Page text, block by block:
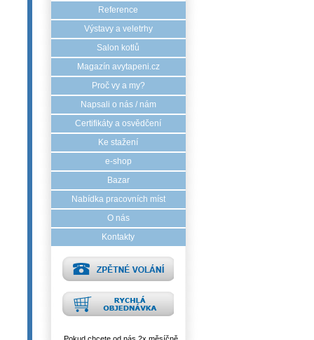
Reference
Výstavy a veletrhy
Salon kotlů
Magazín avytapeni.cz
Proč vy a my?
Napsali o nás / nám
Certifikáty a osvědčení
Ke stažení
e-shop
Bazar
Nabídka pracovních míst
O nás
Kontakty